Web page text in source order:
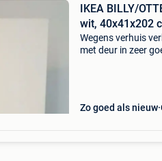
IKEA BILLY/
wit, 40x41x202
Wegens verhuis
met deur in zeer
Zo goed als nieuw